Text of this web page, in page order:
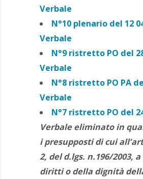
Verbale
N°10 plenario del 12
Verbale
N°9 ristretto PO del
Verbale
N°8 ristretto PO PA
Verbale
N°7 ristretto PO del
Verbale eliminato in
i presupposti di cui
2, del d.lgs. n.196/2003,
diritti o della dignità